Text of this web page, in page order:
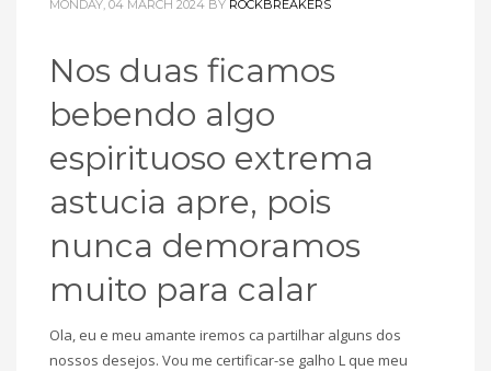
MONDAY, 04 MARCH 2024 BY ROCKBREAKERS
Nos duas ficamos
bebendo algo
espirituoso extrema
astucia apre, pois
nunca demoramos
muito para calar
Ola, eu e meu amante iremos ca partilhar alguns dos
nossos desejos. Vou me certificar-se galho L que meu